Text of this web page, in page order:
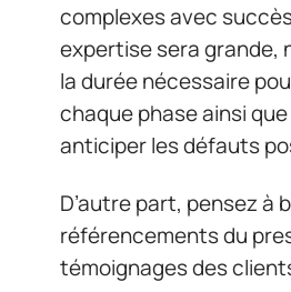
complexes avec
expertise sera grande,
la durée nécessaire
chaque phase ainsi
anticiper les défauts
D’autre part, pensez à
référencements du
témoignages des